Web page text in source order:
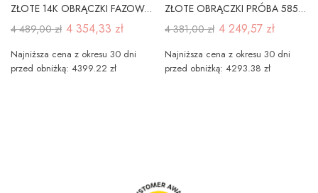
ZŁOTE 14K OBRĄCZKI FAZOWANE 4mm GRAWER A-120
4 489,00 zł 4 354,33 zł
Najniższa cena z okresu 30 dni
przed obniżką: 4399.22 zł
ZŁOTE OBRĄCZKI PRÓBA 585 4mm SOCZEWKA GRAWER
4 381,00 zł 4 249,57 zł
Najniższa cena z okresu 30 dni
przed obniżką: 4293.38 zł